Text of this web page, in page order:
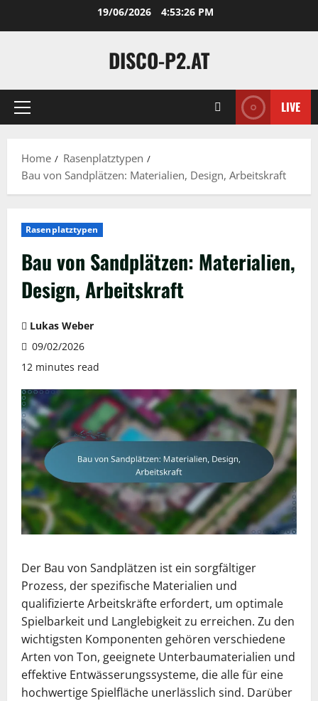
19/06/2026 4:53:27 PM
DISCO-P2.AT
Primary
LIVE
Home
Rasenplatztypen
Bau von Sandplätzen: Materialien, Design, Arbeitskraft
Rasenplatztypen
Bau von Sandplätzen: Materialien,
Design, Arbeitskraft
Lukas Weber
09/02/2026
12 minutes read
Der Bau von Sandplätzen ist ein sorgfältiger
Prozess, der spezifische Materialien und
qualifizierte Arbeitskräfte erfordert, um optimale
Spielbarkeit und Langlebigkeit zu erreichen. Zu den
wichtigsten Komponenten gehören verschiedene
Arten von Ton, geeignete Unterbaumaterialien und
effektive Entwässerungssysteme, die alle für eine
hochwertige Spielfläche unerlässlich sind. Darüber